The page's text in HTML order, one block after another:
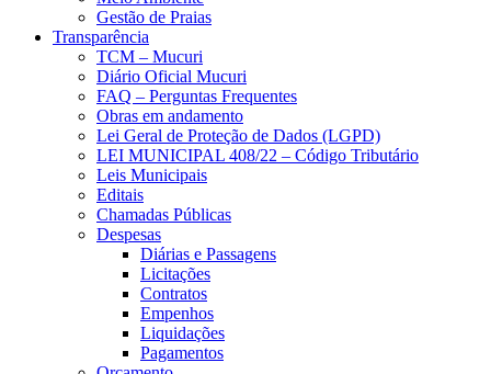
Gestão de Praias
Transparência
TCM – Mucuri
Diário Oficial Mucuri
FAQ – Perguntas Frequentes
Obras em andamento
Lei Geral de Proteção de Dados (LGPD)
LEI MUNICIPAL 408/22 – Código Tributário
Leis Municipais
Editais
Chamadas Públicas
Despesas
Diárias e Passagens
Licitações
Contratos
Empenhos
Liquidações
Pagamentos